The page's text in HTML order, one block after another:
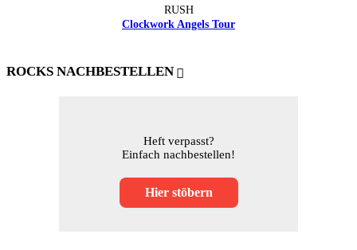
RUSH
Clockwork Angels Tour
ROCKS NACHBESTELLEN
Heft verpasst?
Einfach nachbestellen!
Hier stöbern